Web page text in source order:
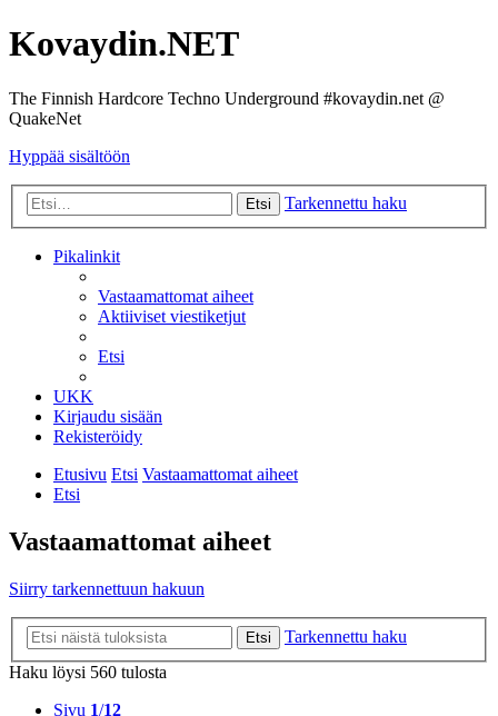
Kovaydin.NET
The Finnish Hardcore Techno Underground #kovaydin.net @
QuakeNet
Hyppää sisältöön
Etsi Tarkennettu haku
Pikalinkit
Vastaamattomat aiheet
Aktiiviset viestiketjut
Etsi
UKK
Kirjaudu sisään
Rekisteröidy
Etusivu Etsi Vastaamattomat aiheet
Etsi
Vastaamattomat aiheet
Siirry tarkennettuun hakuun
Etsi
Tarkennettu haku
Haku löysi 560 tulosta
Sivu 1/12